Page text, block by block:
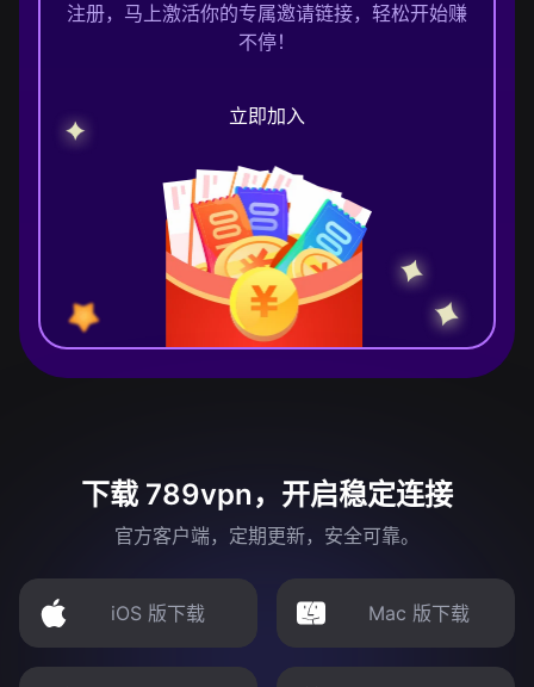
注册，马上激活你的专属邀请链接，轻松开始赚
不停！
立即加入
下载 789vpn，开启稳定连接
官方客户端，定期更新，安全可靠。
iOS 版下载 Mac 版下载